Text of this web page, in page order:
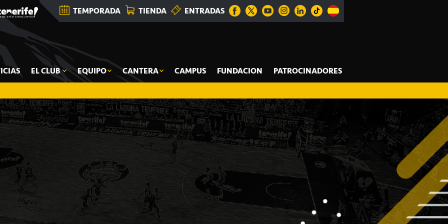
TEMPORADA TIENDA ENTRADAS
EL CLUB EQUIPO CANTERA CAMPUS FUNDACION PATROCINADORES